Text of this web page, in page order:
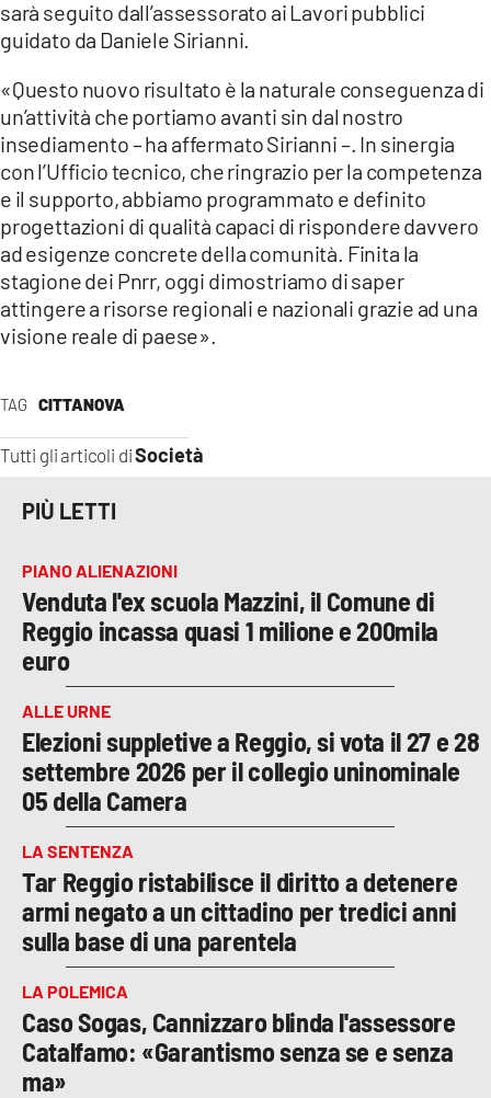
TAG CITTANOVA
Tutti gli articoli diSocietà
sarà seguito dall’assessorato ai Lavori pubblici
guidato da Daniele Sirianni.
«Questo nuovo risultato è la naturale conseguenza di
un’attività che portiamo avanti sin dal nostro
insediamento – ha affermato Sirianni –. In sinergia
con l’Ufficio tecnico, che ringrazio per la competenza
e il supporto, abbiamo programmato e definito
progettazioni di qualità capaci di rispondere davvero
ad esigenze concrete della comunità. Finita la
stagione dei Pnrr, oggi dimostriamo di saper
attingere a risorse regionali e nazionali grazie ad una
visione reale di paese».
PIÙ LETTI
PIANO ALIENAZIONI
Venduta l'ex scuola Mazzini, il Comune di
Reggio incassa quasi 1 milione e 200mila
euro
ALLE URNE
Elezioni suppletive a Reggio, si vota il 27 e 28
settembre 2026 per il collegio uninominale
05 della Camera
LA SENTENZA
Tar Reggio ristabilisce il diritto a detenere
armi negato a un cittadino per tredici anni
sulla base di una parentela
LA POLEMICA
Caso Sogas, Cannizzaro blinda l'assessore
Catalfamo: «Garantismo senza se e senza
ma»